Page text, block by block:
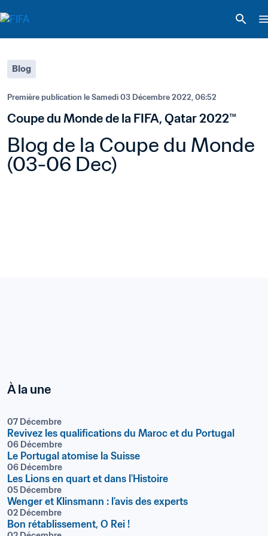
Blog
Première publication le Samedi 03 Décembre 2022, 06:52
Coupe du Monde de la FIFA, Qatar 2022™
Blog de la Coupe du Monde
(03-06 Dec)
À la une
07 Décembre
Revivez les qualifications du Maroc et du Portugal
06 Décembre
Le Portugal atomise la Suisse
06 Décembre
Les Lions en quart et dans l'Histoire
05 Décembre
Wenger et Klinsmann : l'avis des experts
02 Décembre
Bon rétablissement, O Rei !